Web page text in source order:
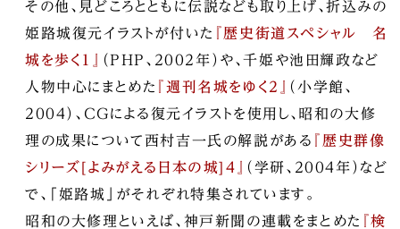
その他、見どころとともに伝説なども取り上げ、折込みの
姫路城復元イラストが付いた 『歴史街道スペシャル 名
城を歩く1』
（PHP、2002年）や、千姫や池田輝政など
人物中心にまとめた 『週刊名城をゆく2』
（小学館、
2004）、CGによる復元イラストを使用し、昭和の大修
理の成果について西村吉一氏の解説がある 『歴史群像
シリーズ[よみがえる日本の城]4』
（学研、2004年）など
で、「姫路城」がそれぞれ特集されています。
昭和の大修理といえば、神戸新聞の連載をまとめた 『検